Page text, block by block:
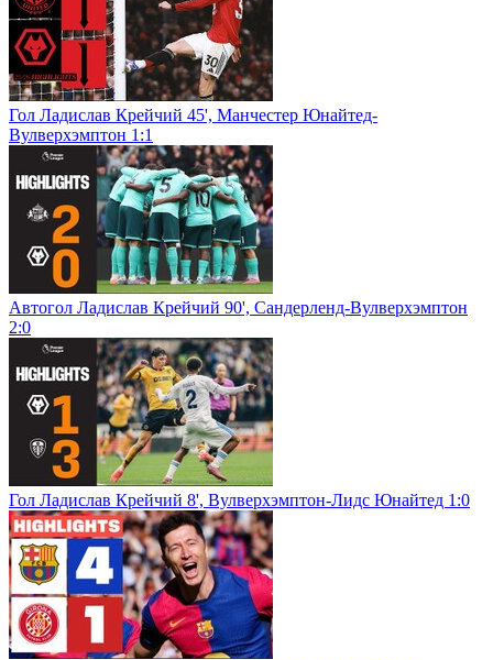
Гол Ладислав Крейчий 45', Манчестер Юнайтед-
Вулверхэмптон 1:1
Автогол Ладислав Крейчий 90', Сандерленд-Вулверхэмптон
2:0
Гол Ладислав Крейчий 8', Вулверхэмптон-Лидс Юнайтед 1:0